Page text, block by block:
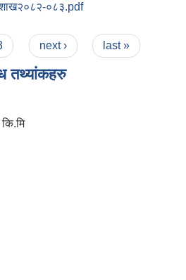
०८३.pdf
प्रमुख क्रियाकलापहरू
next › last »
तथ्यांकहरु